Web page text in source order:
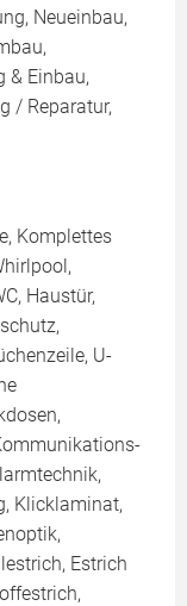
Neueinbau,
& Einbau,
/ Reparatur,
Komplettes
Haustür,
U-
Klicklaminat,
Estrich